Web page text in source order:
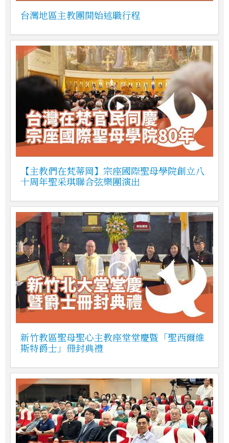
台灣地區主教團開始述職行程
【主教們在梵蒂岡】宗座國際聖母學院創立八
十周年聖采琪聯合弦樂團演出
新竹教區聖母聖心主教座堂堂慶暨「聖西爾維
斯特爵士」冊封典禮